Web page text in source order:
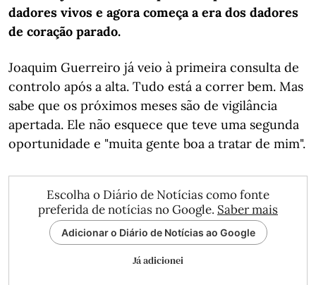
dadores vivos e agora começa a era dos dadores
de coração parado.
Joaquim Guerreiro já veio à primeira consulta de
controlo após a alta. Tudo está a correr bem. Mas
sabe que os próximos meses são de vigilância
apertada. Ele não esquece que teve uma segunda
oportunidade e "muita gente boa a tratar de mim".
Escolha o Diário de Notícias como fonte
preferida de notícias no Google. Saber mais
Adicionar o Diário de Notícias ao Google
Já adicionei